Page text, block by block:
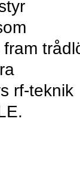
rf-teknik